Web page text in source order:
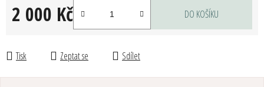
2 000 Kč DO KOŠÍKU
Tisk Zeptat se Sdílet